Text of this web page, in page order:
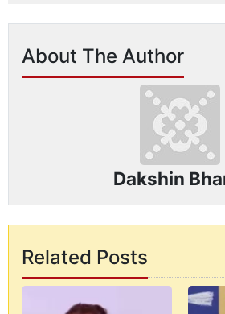
About The Author
Dakshin
Related Posts